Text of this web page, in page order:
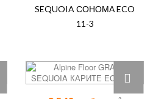
SEQUOIA СОНОМА ECO
11-3